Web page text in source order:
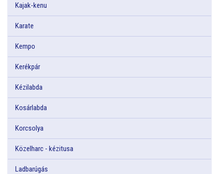
Kajak-kenu
Karate
Kempo
Kerékpár
Kézilabda
Kosárlabda
Korcsolya
Közelharc - kézitusa
Ladbarúgás